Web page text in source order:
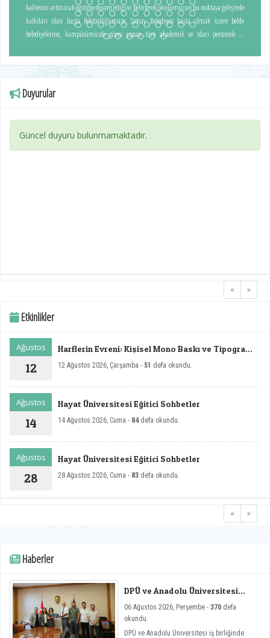
kalitesini arttırarak eğitime devam ettiğini belirterek okulumuzun bu noktaya gelişinde
katkıları olan başta Rektörlüğümüze, Simav Belediyesi başta olmak üzere belde
belediyelerine, kampüsümüzde görev yapan tüm akademik ve idari personele ve
EREN ve merhum Eczacı Süleyman Oğuz AKIN’ı rahmet ve minnetle anarken, her daim
desteklerini yanımızda hissettiğimiz hayırsever Sayın Nurhan KAZCIOĞLU
hanımefendiye ve eşi Simav Ticaret ve Sanayi Odası Başkanı Şeref KAZCIOĞLU’na, emeği
ise Meslek Yüksekokulumuzdan mezun olan tüm öğrencilerimizi tebrik ederek, başarı
dolu bir hayat temennisinde bulundu. Protokol konuşmalarının ardından ilk olarak
Duyurular
Güncel duyuru bulunmamaktadır.
« »
Etkinlikler
Ağustos
12
Harflerin Evreni: Kişisel Mono Baskı ve Tipografi
12 Ağustos 2026, Çarşamba - 51 defa okundu.
Ağustos
14
Hayat Üniversitesi Eğitici Sohbetler
14 Ağustos 2026, Cuma - 84defa okundu.
Ağustos
28
Hayat Üniversitesi Eğitici Sohbetler
28 Ağustos 2026, Cuma - 83 defa okundu.
« »
Haberler
DPÜ ve Anadolu Üniversitesi
Toplantısı
06 Ağustos 2026, Perşembe - 370 defa
okundu.
DPÜ ve Anadolu Üniversitesi iş birliğinde